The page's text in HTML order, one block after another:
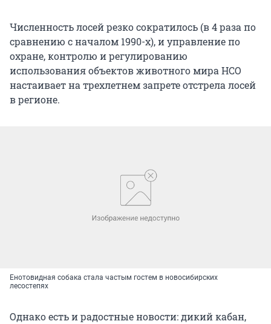
Численность лосей резко сократилось (в 4 раза по
сравнению с началом 1990-х), и управление по
охране, контролю и регулированию
использования объектов животного мира НСО
настаивает на трехлетнем запрете отстрела лосей
в регионе.
Енотовидная собака стала частым гостем в новосибирских
лесостепях
Однако есть и радостные новости: дикий кабан,